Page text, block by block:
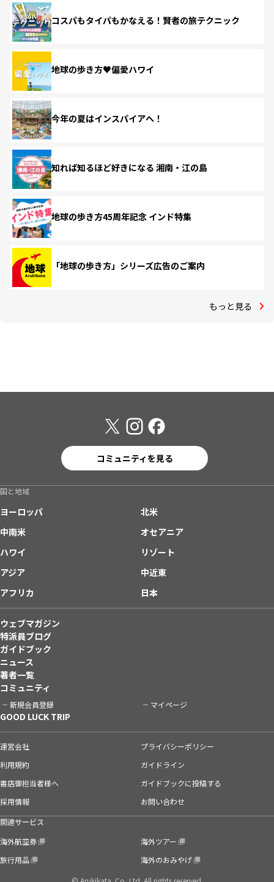
コスパもタイパもかなえる！賢者の旅テクニック
地球の歩き方♥偏愛ハワイ
今年の夏はインスパイアへ！
知れば知るほど好きになる 湘南・江の島
地球の歩き方45周年記念 インド特集
「地球の歩き方」シリーズ広告のご案内
もっと見る
コミュニティを見る
国と地域
ヨーロッパ
北米
中南米
オセアニア
ハワイ
リゾート
アジア
中近東
アフリカ
日本
ウェブマガジン
特派員ブログ
ガイドブック
ニュース
著者一覧
コミュニティ
新規会員登録 マイページ
GOOD LUCK TRIP
運営会社
プライバシーポリシー
利用規約
ガイドライン
書店御担当者様へ
ガイドブックに投稿する
採用情報
お問い合わせ
関連サービス
海外航空券
海外ツアー
旅行用品
海外のおみやげ